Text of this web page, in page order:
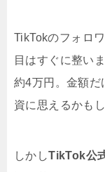
TikTokのフォロ
目はすぐに整い
約4万円。金額だ
資に思えるかも
しかしTikTok公